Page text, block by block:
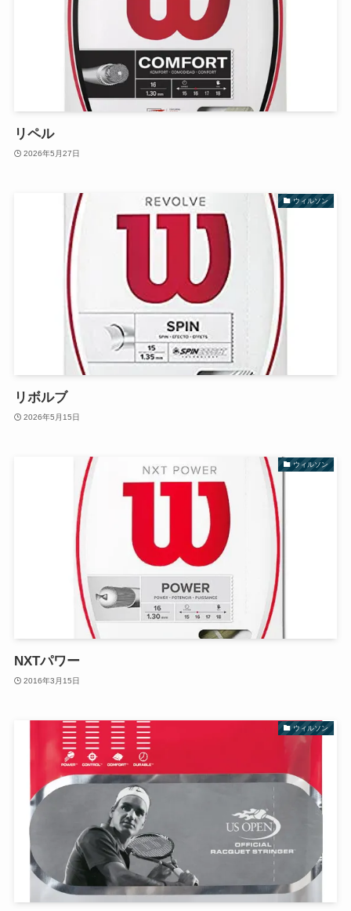
リペル
2026年5月27日
ウィルソン
リボルブ
2026年5月15日
ウィルソン
NXTパワー
2016年3月15日
ウィルソン